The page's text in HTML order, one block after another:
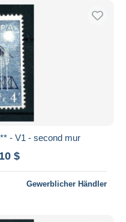
- V1 - second mur
$
Gewerblicher Händler